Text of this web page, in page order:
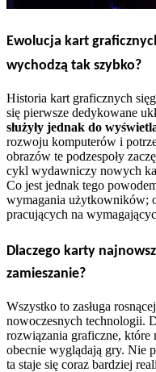
Ewolucja kart
wychodzą tak szybko?
Historia kart graficznych
się pierwsze dedykowane
służyły jednak do
rozwoju komputerów i
obrazów te podzespoły
cykl wydawniczy nowych
Co jest jednak tego
wymagania użytkowników;
pracujących na
Dlaczego karty
zamieszanie?
Wszystko to zasługa
nowoczesnych technologii.
rozwiązania graficzne, które
obecnie wyglądają gry. Nie
ta staje się coraz bardziej